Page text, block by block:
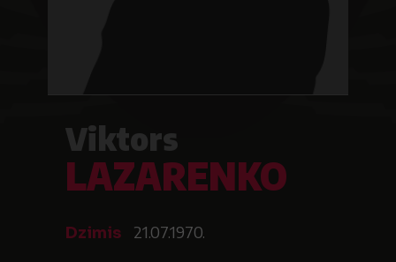
Viktors
LAZARENKO
Dzimis 21.07.1970.